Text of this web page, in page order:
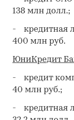
138 млн долл.;
- кредитная
400 млн руб.
ЮниКредит
- кредит
40 млн руб.;
- кредитная